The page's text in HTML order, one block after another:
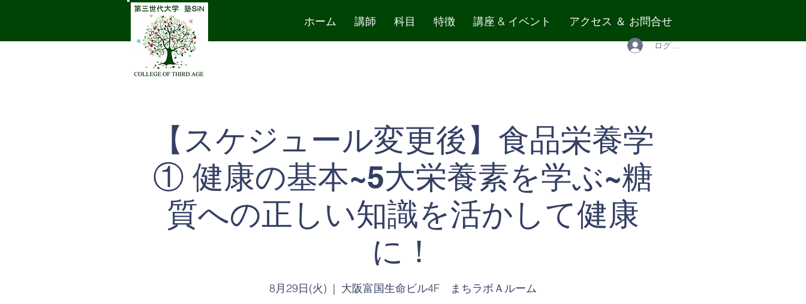
ホーム 講師 科目 特徴 講座 & イベント アクセス ＆ お問合せ
ログイン
【スケジュール変更後】食品栄養学
① 健康の基本~5大栄養素を学ぶ~糖
質への正しい知識を活かして健康
に！
8月29日(火)
  |
大阪富国生命ビル4F まちラボＡルーム